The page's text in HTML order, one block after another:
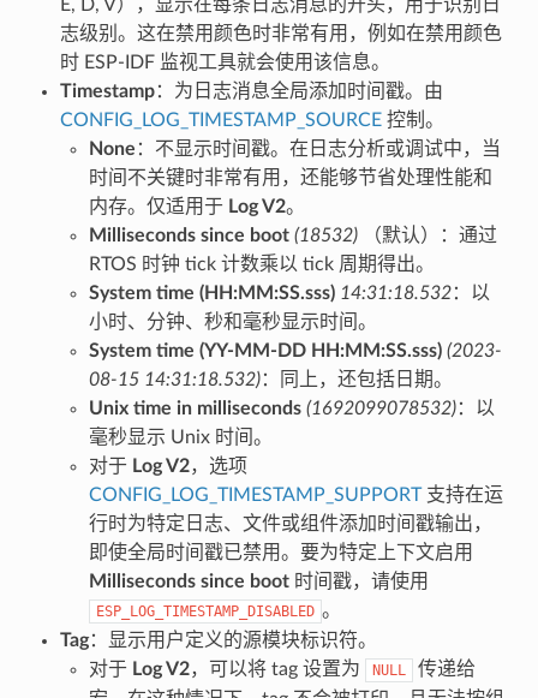
E, D, V），显示在每条日志消息的开头，用于识别日
志级别。这在禁用颜色时非常有用，例如在禁用颜色
时 ESP-IDF 监视工具就会使用该信息。
Timestamp：为日志消息全局添加时间戳。由
CONFIG_LOG_TIMESTAMP_SOURCE控制。
None ：不显示时间戳。在日志分析或调试中，当
时间不关键时非常有用，还能够节省处理性能和
内存。仅适用于 Log V2。
Milliseconds since boot (18532)（默认）：通过
RTOS 时钟 tick 计数乘以 tick 周期得出。
System time (HH:MM:SS.sss) 14:31:18.532：以
小时、分钟、秒和毫秒显示时间。
System time (YY-MM-DD HH:MM:SS.sss) (2023-
08-15 14:31:18.532)：同上，还包括日期。
Unix time in milliseconds (1692099078532)：以
毫秒显示 Unix 时间。
对于 Log V2，选项
CONFIG_LOG_TIMESTAMP_SUPPORT支持在运
行时为特定日志、文件或组件添加时间戳输出，
即使全局时间戳已禁用。要为特定上下文启用
Milliseconds since boot时间戳，请使用
ESP_LOG_TIMESTAMP_DISABLED 。
Tag：显示用户定义的源模块标识符。
对于 Log V2，可以将 tag 设置为 NULL
传递给